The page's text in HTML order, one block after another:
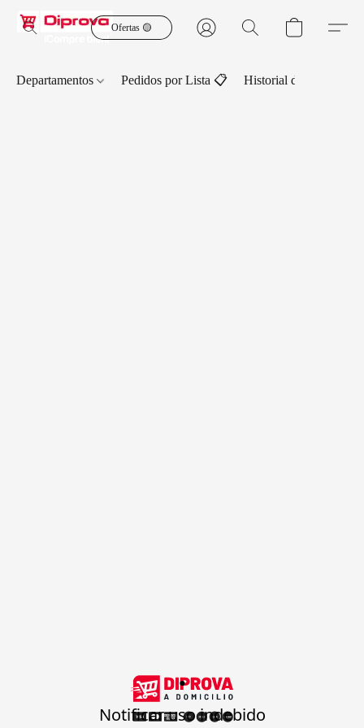
Ofertas 🟡
Departamentos Pedidos por Lista 📋 Historial de Pedidos
.
Notificar uso indebido